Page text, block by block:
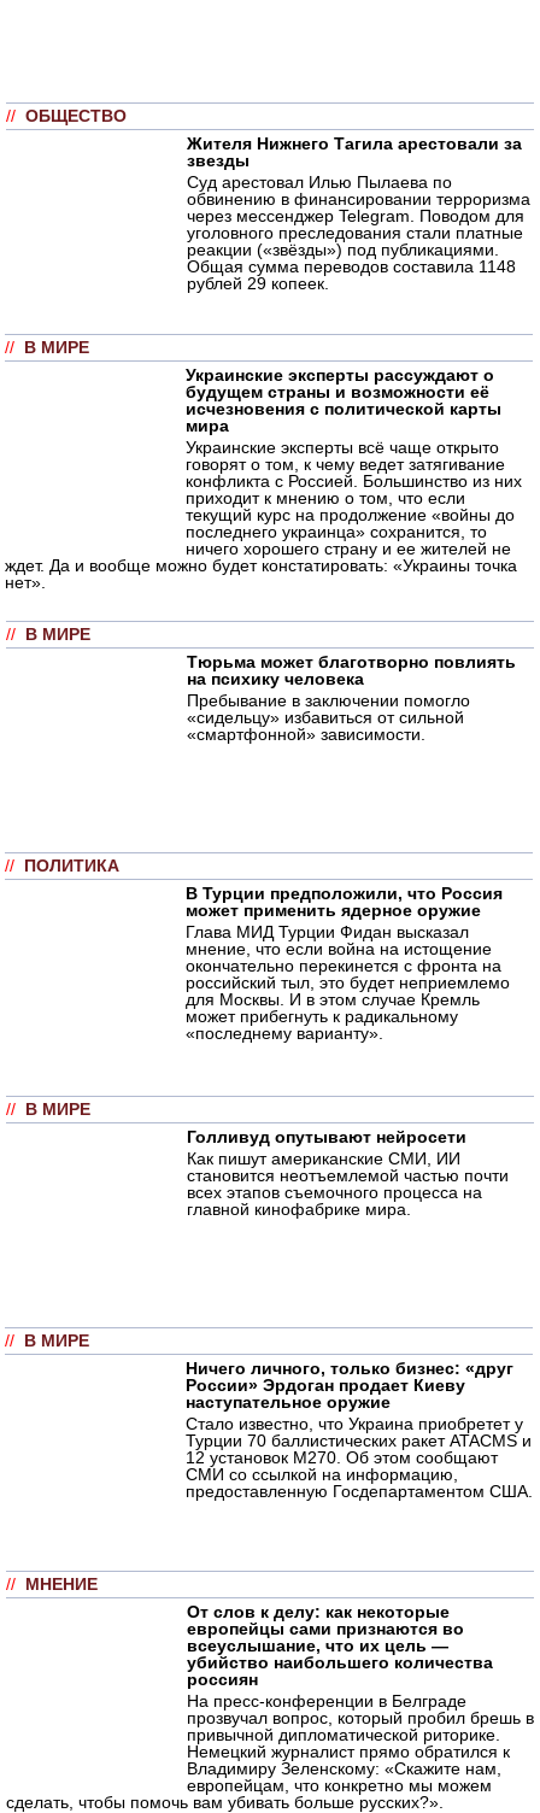
// ОБЩЕСТВО
Жителя Нижнего Тагила арестовали за
звезды
Суд арестовал Илью Пылаева по
обвинению в финансировании терроризма
через мессенджер Telegram. Поводом для
уголовного преследования стали платные
реакции («звёзды») под публикациями.
Общая сумма переводов составила 1148
рублей 29 копеек.
// В МИРЕ
Украинские эксперты рассуждают о
будущем страны и возможности её
исчезновения с политической карты
мира
Украинские эксперты всё чаще открыто
говорят о том, к чему ведет затягивание
конфликта с Россией. Большинство из них
приходит к мнению о том, что если
текущий курс на продолжение «войны до
последнего украинца» сохранится, то
ничего хорошего страну и ее жителей не
ждет. Да и вообще можно будет констатировать: «Украины точка
нет».
// В МИРЕ
Тюрьма может благотворно повлиять
на психику человека
Пребывание в заключении помогло
«сидельцу» избавиться от сильной
«смартфонной» зависимости.
// ПОЛИТИКА
В Турции предположили, что Россия
может применить ядерное оружие
Глава МИД Турции Фидан высказал
мнение, что если война на истощение
окончательно перекинется с фронта на
российский тыл, это будет неприемлемо
для Москвы. И в этом случае Кремль
может прибегнуть к радикальному
«последнему варианту».
// В МИРЕ
Голливуд опутывают нейросети
Как пишут американские СМИ, ИИ
становится неотъемлемой частью почти
всех этапов съемочного процесса на
главной кинофабрике мира.
// В МИРЕ
Ничего личного, только бизнес: «друг
России» Эрдоган продает Киеву
наступательное оружие
Стало известно, что Украина приобретет у
Турции 70 баллистических ракет ATACMS и
12 установок M270. Об этом сообщают
СМИ со ссылкой на информацию,
предоставленную Госдепартаментом США.
// МНЕНИЕ
От слов к делу: как некоторые
европейцы сами признаются во
всеуслышание, что их цель —
убийство наибольшего количества
россиян
На пресс-конференции в Белграде
прозвучал вопрос, который пробил брешь в
привычной дипломатической риторике.
Немецкий журналист прямо обратился к
Владимиру Зеленскому: «Скажите нам,
европейцам, что конкретно мы можем
сделать, чтобы помочь вам убивать больше русских?».